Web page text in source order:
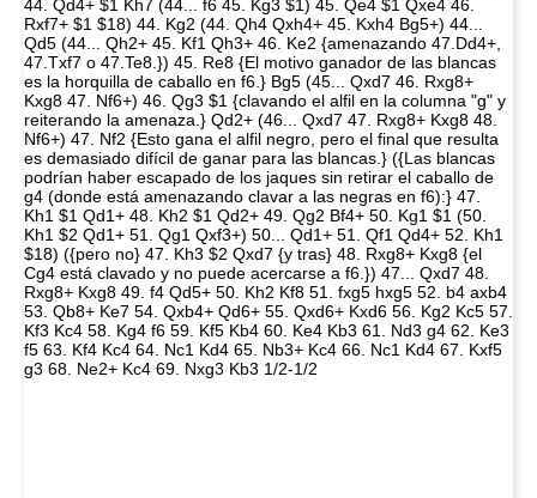
44. Qd4+ $1 Kh7 (44... f6 45. Kg3 $1) 45. Qe4 $1 Qxe4 46.
Rxf7+ $1 $18) 44. Kg2 (44. Qh4 Qxh4+ 45. Kxh4 Bg5+) 44...
Qd5 (44... Qh2+ 45. Kf1 Qh3+ 46. Ke2 {amenazando 47.Dd4+,
47.Txf7 o 47.Te8.}) 45. Re8 {El motivo ganador de las blancas
es la horquilla de caballo en f6.} Bg5 (45... Qxd7 46. Rxg8+
Kxg8 47. Nf6+) 46. Qg3 $1 {clavando el alfil en la columna "g" y
reiterando la amenaza.} Qd2+ (46... Qxd7 47. Rxg8+ Kxg8 48.
Nf6+) 47. Nf2 {Esto gana el alfil negro, pero el final que resulta
es demasiado difícil de ganar para las blancas.} ({Las blancas
podrían haber escapado de los jaques sin retirar el caballo de
g4 (donde está amenazando clavar a las negras en f6):} 47.
Kh1 $1 Qd1+ 48. Kh2 $1 Qd2+ 49. Qg2 Bf4+ 50. Kg1 $1 (50.
Kh1 $2 Qd1+ 51. Qg1 Qxf3+) 50... Qd1+ 51. Qf1 Qd4+ 52. Kh1
$18) ({pero no} 47. Kh3 $2 Qxd7 {y tras} 48. Rxg8+ Kxg8 {el
Cg4 está clavado y no puede acercarse a f6.}) 47... Qxd7 48.
Rxg8+ Kxg8 49. f4 Qd5+ 50. Kh2 Kf8 51. fxg5 hxg5 52. b4 axb4
53. Qb8+ Ke7 54. Qxb4+ Qd6+ 55. Qxd6+ Kxd6 56. Kg2 Kc5 57.
Kf3 Kc4 58. Kg4 f6 59. Kf5 Kb4 60. Ke4 Kb3 61. Nd3 g4 62. Ke3
f5 63. Kf4 Kc4 64. Nc1 Kd4 65. Nb3+ Kc4 66. Nc1 Kd4 67. Kxf5
g3 68. Ne2+ Kc4 69. Nxg3 Kb3 1/2-1/2